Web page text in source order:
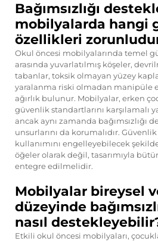
Bağımsızlığı
mobilyalarda hangi
özellikleri
Okul öncesi mobilyalarında temel
arasında yuvarlatılmış köşeler,
tabanlar, toksik olmayan yüzey
yaralanma riski olmadan manipüle
ağırlık bulunur. Mobilyalar, erken
güvenlik standartlarını karşılamalı
ancak aynı zamanda bağımsızlığı
unsurlarını da korumalıdır.
kullanımını engelleyebilecek
öğeler olarak değil, tasarımıyla
entegre edilmelidir.
Mobilyalar bireysel
düzeyinde
nasıl
Etkili okul öncesi mobilyaları,